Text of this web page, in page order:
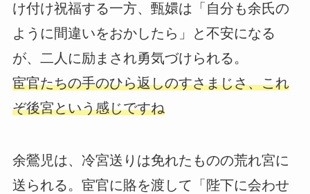
け付け祝福する一方、甄嬛は「自分も余氏の
ように間違いをおかしたら」と不安になる
が、二人に励まされ勇気づけられる。
宦官たちの手のひら返しのすさまじさ、これ
ぞ後宮という感じですね
余鶯児は、冷宮送りは免れたものの荒れ宮に
送られる。宦官に賂を渡して「陛下に会わせ